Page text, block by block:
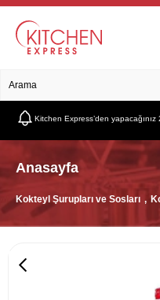
Kitchen Express’den
Anasayfa
Kokteyl Şurupları ve Sosları